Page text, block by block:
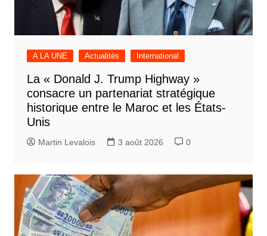
A LA UNE Actualités International
La « Donald J. Trump Highway »
consacre un partenariat stratégique
historique entre le Maroc et les États-
Unis
Martin Levalois 3 août 2026 0